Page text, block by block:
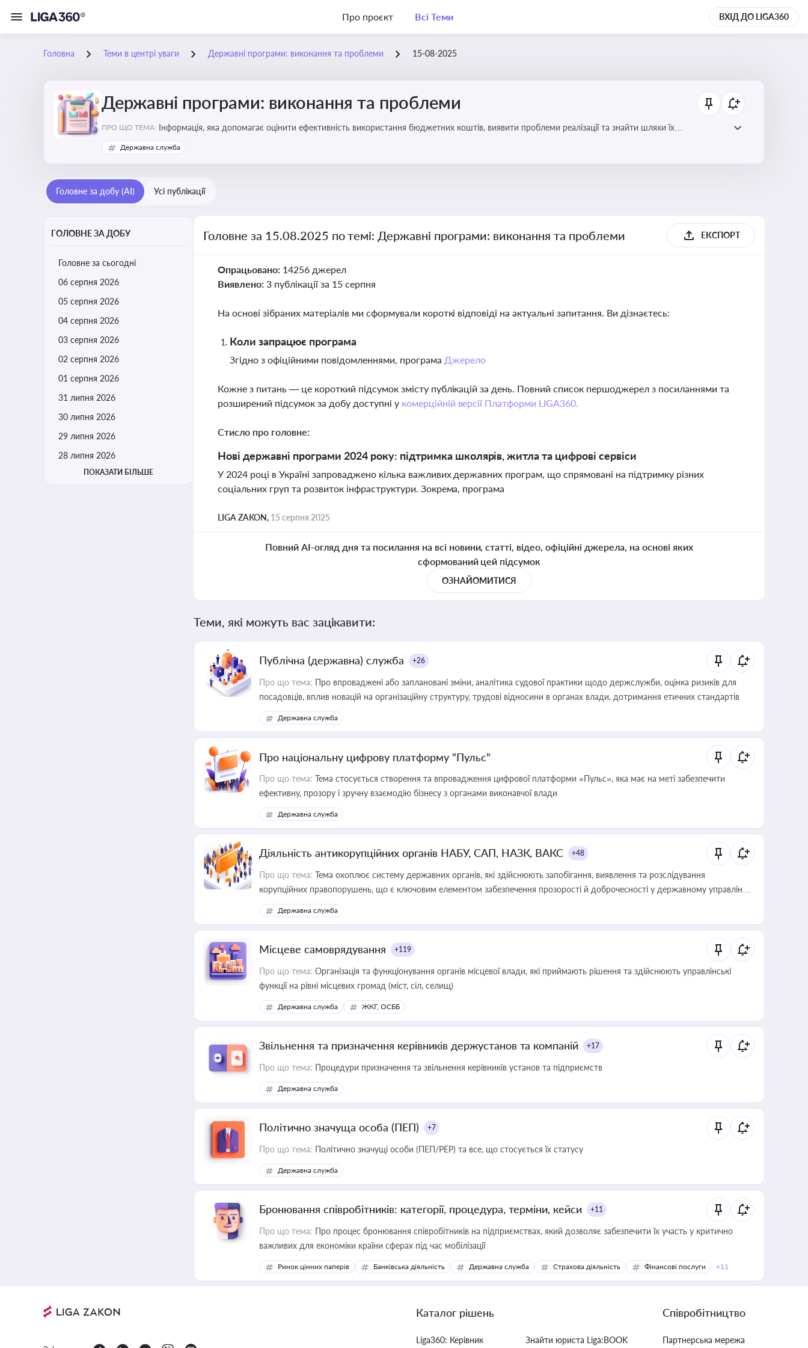
Про проєкт Всі Теми ВХІД ДО LIGA360
Головна Теми в центрі уваги Державні програми: виконання та проблеми 15-08-2025
Державні програми: виконання та проблеми
ПРО ЩО ТЕМА: Інформація, яка допомагає оцінити ефективність використання бюджетних коштів, виявити проблеми реалізації та знайти шляхи їх
удосконалення
Державна служба
Головне за добу (AI) Усі публікації
ГОЛОВНЕ ЗА ДОБУ
Головне за сьогодні
06 серпня 2026
05 серпня 2026
04 серпня 2026
03 серпня 2026
02 серпня 2026
01 серпня 2026
31 липня 2026
30 липня 2026
29 липня 2026
28 липня 2026
ПОКАЗАТИ БІЛЬШЕ
Головне за 15.08.2025 по темі: Державні програми: виконання та проблеми ЕКСПОРТ
Опрацьовано: 14256 джерел
Виявлено: 3 публікації за 15 серпня
На основі зібраних матеріалів ми сформували короткі відповіді на актуальні запитання. Ви дізнаєтесь:
Коли запрацює програма
Згідно з офіційними повідомленнями, програма Джерело
Кожне з питань — це короткий підсумок змісту публікацій за день. Повний список першоджерел з посиланнями та
розширений підсумок за добу доступні у комерційній версії Платформи LIGA360.
Стисло про головне:
Нові державні програми 2024 року: підтримка школярів, житла та цифрові сервіси
У 2024 році в Україні запроваджено кілька важливих державних програм, що спрямовані на підтримку різних
соціальних груп та розвиток інфраструктури. Зокрема, програма
LIGA ZAKON, 15 серпня 2025
Повний AI-огляд дня та посилання на всі новини, статті, відео, офіційні джерела, на основі яких
сформований цей підсумок
ОЗНАЙОМИТИСЯ
Теми, які можуть вас зацікавити:
Публічна (державна) служба +26
Про що тема: Про впроваджені або заплановані зміни, аналітика судової практики щодо держслужби, оцінка ризиків для
посадовців, вплив новацій на організаційну структуру, трудові відносини в органах влади, дотримання етичних стандартів
Державна служба
Про національну цифрову платформу "Пульс"
Про що тема: Тема стосується створення та впровадження цифрової платформи «Пульс», яка має на меті забезпечити
ефективну, прозору і зручну взаємодію бізнесу з органами виконавчої влади
Державна служба
Діяльність антикорупційних органів НАБУ, САП, НАЗК, ВАКС +48
Про що тема: Тема охоплює систему державних органів, які здійснюють запобігання, виявлення та розслідування
корупційних правопорушень, що є ключовим елементом забезпечення прозорості й доброчесності у державному управлінні
та бізнесі
Державна служба
Місцеве самоврядування +119
Про що тема: Організація та функціонування органів місцевої влади, які приймають рішення та здійснюють управлінські
функції на рівні місцевих громад (міст, сіл, селищ)
Державна служба ЖКГ, ОСББ
Звільнення та призначення керівників держустанов та компаній +17
Про що тема: Процедури призначення та звільнення керівників установ та підприємств
Державна служба
Політично значуща особа (ПЕП) +7
Про що тема: Політично значущі особи (ПЕП/PEP) та все, що стосується їх статусу
Державна служба
Бронювання співробітників: категорії, процедура, терміни, кейси +11
Про що тема: Про процес бронювання співробітників на підприємствах, який дозволяє забезпечити їх участь у критично
важливих для економіки країни сферах під час мобілізації
Ринок цінних паперів Банківська діяльність Державна служба Страхова діяльність Фінансові послуги +11
Каталог рішень
Liga360: Керівник Знайти юриста Liga:BOOK
Співробітництво
Партнерська мережа